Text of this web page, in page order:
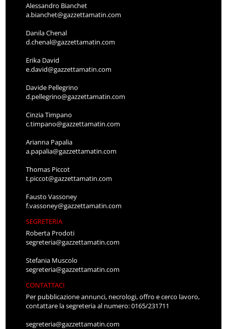
Alessandro Bianchet
a.bianchet@gazzettamatin.com
Danila Chenal
d.chenal@gazzettamatin.com
Erika David
e.david@gazzettamatin.com
Davide Pellegrino
d.pellegrino@gazzettamatin.com
Cinzia Timpano
c.timpano@gazzettamatin.com
Arianna Papalia
a.papalia@gazzettamatin.com
Thomas Piccot
t.piccot@gazzettamatin.com
Fausto Vassoney
f.vassoney@gazzettamatin.com
SEGRETERIA
Roberta Prodoti
segreteria@gazzettamatin.com
Stefania Muscolo
segreteria@gazzettamatin.com
CONTATTACI
Per pubblicazione annunci, necrologi, offro e cerco lavoro,
contattare la segreteria al numero: 0165/231711
segreteria@gazzettamatin.com